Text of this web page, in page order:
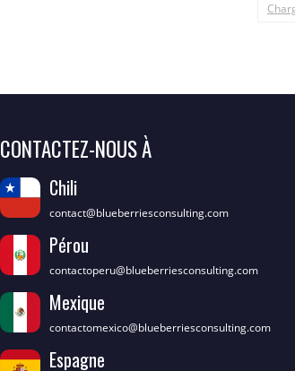
CONTACTEZ-NOUS À
Chili
contact@blueberriesconsulting.com
Pérou
contactoperu@blueberriesconsulting.com
Mexique
contactomexico@blueberriesconsulting.com
Espagne